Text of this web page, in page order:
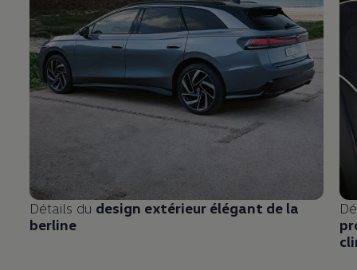
Détails du design extérieur élégant de la
berline